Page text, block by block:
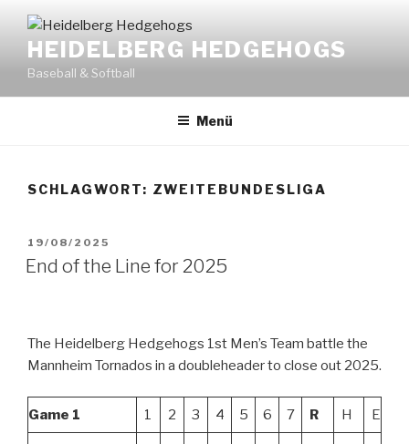
Inhalt
springenHEIDELBERG HEDGEHOGS
Baseball & Softball
Menü
SCHLAGWORT: ZWEITEBUNDESLIGA
VERÖFFENTLICHT
AM
19/08/2025
End of the Line for 2025
The Heidelberg Hedgehogs 1st Men’s Team battle the
Mannheim Tornados in a doubleheader to close out 2025.
Game 1 1 2 3 4 5 6 7 R H E